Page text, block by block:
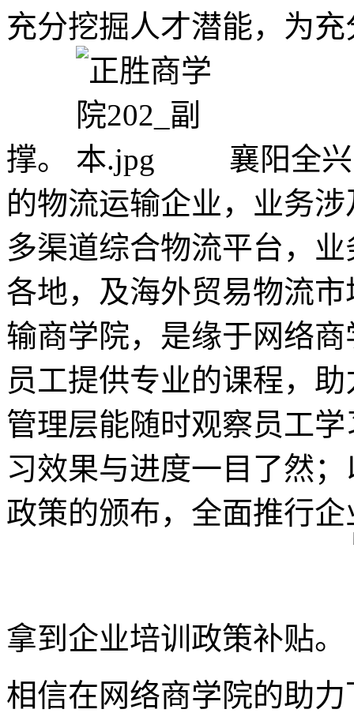
充分挖掘人才潜能，为
撑。
襄阳全
的物流运输企业，业务
多渠道综合物流平台，
各地，及海外贸易物流
输商学院，是缘于网络
员工提供专业的课程，
管理层能随时观察员工
习效果与进度一目了然
政策的颁布，全面推行
拿到企业培训政策补贴。
相信在网络商学院的助